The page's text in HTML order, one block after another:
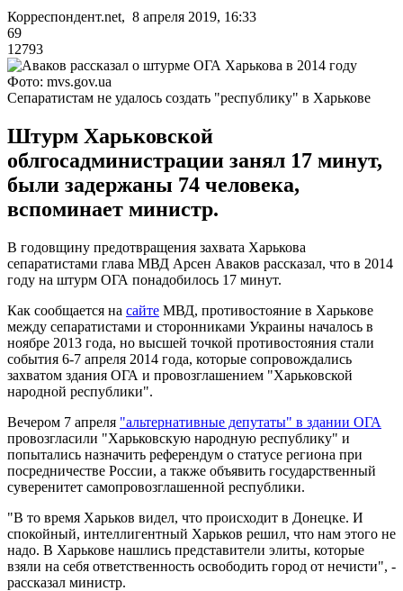
Корреспондент.net, 8 апреля 2019, 16:33
69
12793
Фото: mvs.gov.ua
Сепаратистам не удалось создать "республику" в Харькове
Штурм Харьковской
облгосадминистрации занял 17 минут,
были задержаны 74 человека,
вспоминает министр.
В годовщину предотвращения захвата Харькова
сепаратистами глава МВД Арсен Аваков рассказал, что в 2014
году на штурм ОГА понадобилось 17 минут.
Как сообщается на сайте МВД, противостояние в Харькове
между сепаратистами и сторонниками Украины началось в
ноябре 2013 года, но высшей точкой противостояния стали
события 6-7 апреля 2014 года, которые сопровождались
захватом здания ОГА и провозглашением "Харьковской
народной республики".
Вечером 7 апреля "альтернативные депутаты" в здании ОГА
провозгласили "Харьковскую народную республику" и
попытались назначить референдум о статусе региона при
посредничестве России, а также объявить государственный
суверенитет самопровозглашенной республики.
"В то время Харьков видел, что происходит в Донецке. И
спокойный, интеллигентный Харьков решил, что нам этого не
надо. В Харькове нашлись представители элиты, которые
взяли на себя ответственность освободить город от нечисти", -
рассказал министр.